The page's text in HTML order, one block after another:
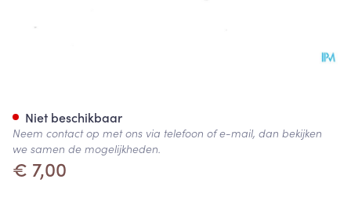
€ 7,00
Niet beschikbaar
Neem contact op met ons via telefoon of e-mail, dan bekijken
we samen de mogelijkheden.